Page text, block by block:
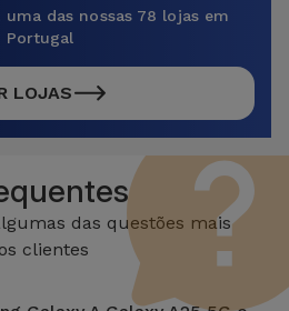
uma das nossas 78 lojas em
Portugal
LOJAS
das questões mais
clientes